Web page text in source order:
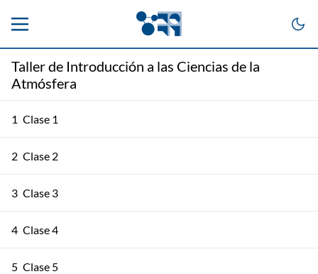
Taller de Introducción a las Ciencias de la
Atmósfera
1 Clase 1
2 Clase 2
3 Clase 3
4 Clase 4
5 Clase 5